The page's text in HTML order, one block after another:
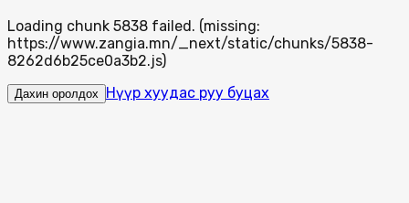
Loading chunk 5838 failed. (missing:
https://www.zangia.mn/_next/static/chunks/5838-
8262d6b25ce0a3b2.js)
Дахин оролдох Нүүр хуудас руу буцах